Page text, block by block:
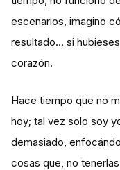
escenarios, imagino
resultado... si
corazón.
​Hace tiempo que no
hoy; tal vez solo soy
demasiado,
cosas que, no